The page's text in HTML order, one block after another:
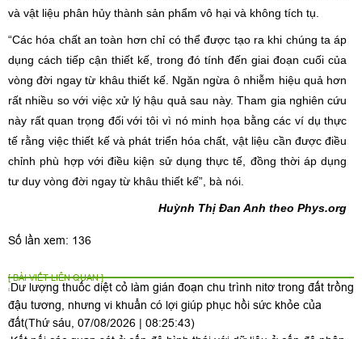
và vật liệu phân hủy thành sản phẩm vô hại và không tích tụ.
“Các hóa chất an toàn hơn chỉ có thể được tạo ra khi chúng ta áp
dụng cách tiếp cận thiết kế, trong đó tính đến giai đoạn cuối của
vòng đời ngay từ khâu thiết kế. Ngăn ngừa ô nhiễm hiệu quả hơn
rất nhiều so với việc xử lý hậu quả sau này. Tham gia nghiên cứu
này rất quan trọng đối với tôi vì nó minh họa bằng các ví dụ thực
tế rằng việc thiết kế và phát triển hóa chất, vật liệu cần được điều
chỉnh phù hợp với điều kiện sử dụng thực tế, đồng thời áp dụng
tư duy vòng đời ngay từ khâu thiết kế”, bà nói.
Huỳnh Thị Đan Anh theo Phys.org
Số lần xem: 136
[ BÀI VIẾT LIÊN QUAN ]
Dư lượng thuốc diệt cỏ làm gián đoạn chu trình nitơ trong đất trồng
đậu tương, nhưng vi khuẩn có lợi giúp phục hồi sức khỏe của
đất(Thứ sáu, 07/08/2026 | 08:25:43)